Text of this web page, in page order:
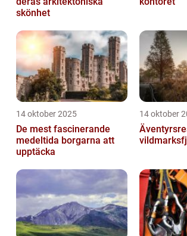
skönhet
14 oktober 2025
De mest fascinerande
medeltida borgarna att
upptäcka
14 oktober